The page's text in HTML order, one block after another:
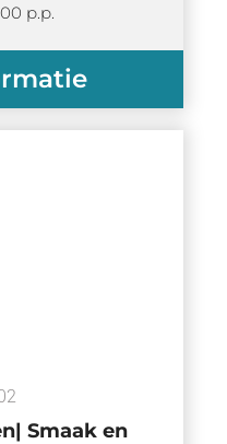
p.p.
Smaak en